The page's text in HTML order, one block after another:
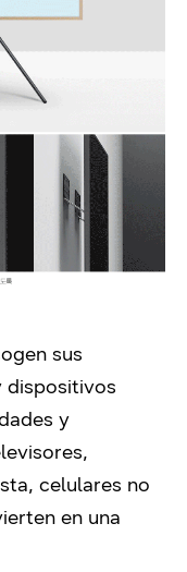
sus
dispositivos
y
celulares no
en una